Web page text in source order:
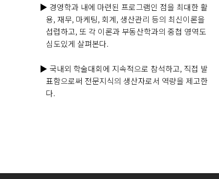
▶ 경영학과 내에 마련된 프로그램인 점을 최대한 활
용, 재무, 마케팅, 회계, 생산관리 등의 최신이론을
섭렵하고, 또 각 이론과 부동산학과의 중첩 영역도
심도있게 살펴본다.
▶ 국내외 학술대회에 지속적으로 참석하고, 직접 발
표함으로써 전문지식의 생산자로서 역량을 제고한
다.